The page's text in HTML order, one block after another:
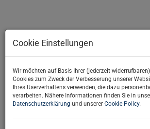
Beschreibung
TraumhaftesBaugrundstückin Probstdorf
Cookie Einstellungen
Wir möchten auf Basis Ihrer (jederzeit
Cookies zum Zweck der Verbesserung unserer
Ihres Userverhaltens verwenden, die dazu
verarbeiten. Nähere Informationen finden Sie in
Datenschutzerklärung und unserer Cookie Policy.